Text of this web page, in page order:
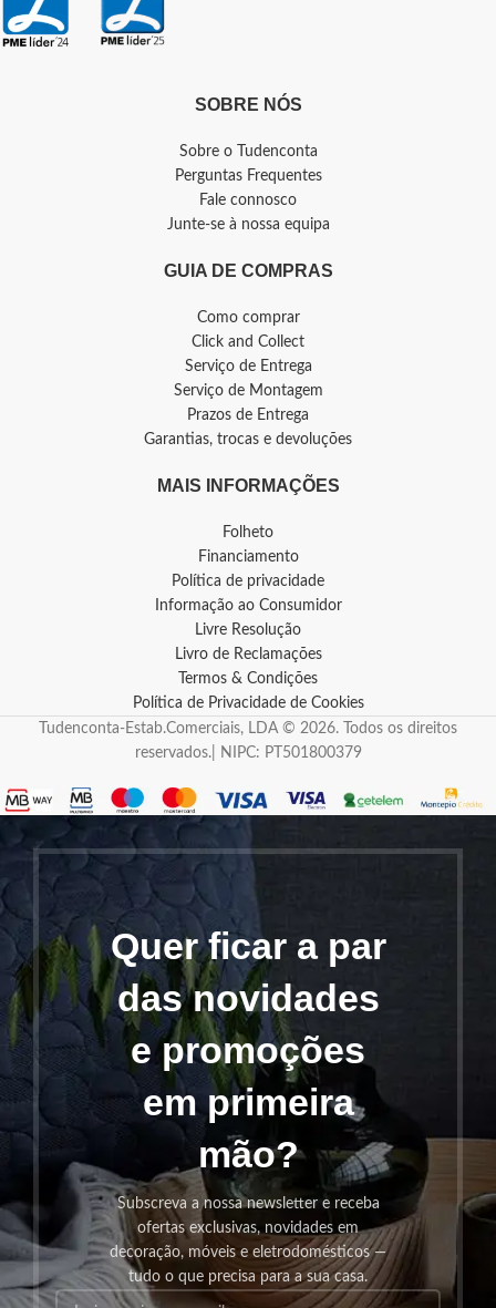
SOBRE NÓS
Sobre o Tudenconta
Perguntas Frequentes
Fale connosco
Junte-se à nossa equipa
GUIA DE COMPRAS
Como comprar
Click and Collect
Serviço de Entrega
Serviço de Montagem
Prazos de Entrega
Garantias, trocas e devoluções
MAIS INFORMAÇÕES
Folheto
Financiamento
Política de privacidade
Informação ao Consumidor
Livre Resolução
Livro de Reclamações
Termos & Condições
Política de Privacidade de Cookies
Tudenconta-Estab.Comerciais, LDA © 2026. Todos os direitos
reservados.| NIPC: PT501800379
Quer ficar a par
das novidades
e promoções
em primeira
mão?
Subscreva a nossa newsletter e receba
ofertas exclusivas, novidades em
decoração, móveis e eletrodomésticos —
tudo o que precisa para a sua casa.